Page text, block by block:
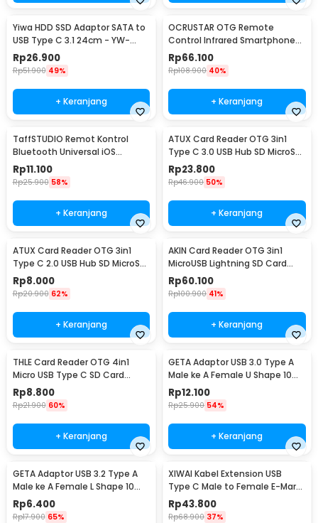
Yiwa HDD SSD Adaptor SATA to
USB Type C 3.1 24cm - YW-
4072
Rp26.900
Rp51.900 49%
+ Keranjang
OCRUSTAR OTG Remote
Control Infrared Smartphone
USB Type C for TV AC - EKX5S-
T
Rp66.100
Rp108.900 40%
+ Keranjang
TaffSTUDIO Remot Kontrol
Bluetooth Universal iOS
Android Tiktok Selfie - S18
Rp11.100
Rp25.900 58%
+ Keranjang
ATUX Card Reader OTG 3in1
Type C 3.0 USB Hub SD MicroSD
- AT3
Rp23.800
Rp46.900 50%
+ Keranjang
ATUX Card Reader OTG 3in1
Type C 2.0 USB Hub SD MicroSD
- AT32
Rp8.000
Rp20.900 62%
+ Keranjang
AKIN Card Reader OTG 3in1
MicroUSB Lightning SD Card
MicroSD USB 3.0 - NK303T
Rp60.100
Rp100.900 41%
+ Keranjang
THLE Card Reader OTG 4in1
Micro USB Type C SD Card
MicroSD USB 3.0 - THR4
Rp8.800
Rp21.900 60%
+ Keranjang
GETA Adaptor USB 3.0 Type A
Male ke A Female U Shape 10
Gbps - G-01
Rp12.100
Rp25.900 54%
+ Keranjang
GETA Adaptor USB 3.2 Type A
Male ke A Female L Shape 10
Gbps - G-02
Rp6.400
Rp17.900 65%
XIWAI Kabel Extension USB
Type C Male to Female E-Mark
20Gbps 5A 100W 200cm -
XW32
Rp43.800
Rp68.900 37%